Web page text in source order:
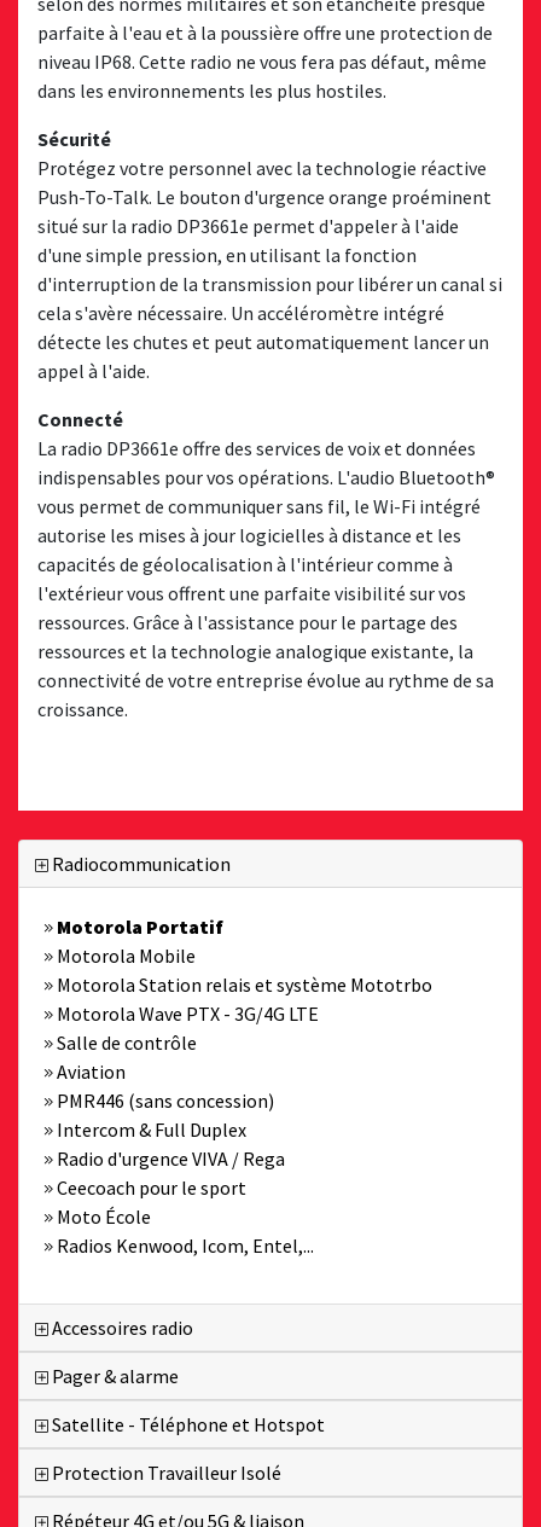
parfaite à l'eau et à la poussière offre une protection de
niveau IP68. Cette radio ne vous fera pas défaut, même
dans les environnements les plus hostiles.
Sécurité
Protégez votre personnel avec la technologie réactive
Push-To-Talk. Le bouton d'urgence orange proéminent
situé sur la radio DP3661e permet d'appeler à l'aide
d'une simple pression, en utilisant la fonction
d'interruption de la transmission pour libérer un canal si
cela s'avère nécessaire. Un accéléromètre intégré
détecte les chutes et peut automatiquement lancer un
appel à l'aide.
Connecté
La radio DP3661e offre des services de voix et données
indispensables pour vos opérations. L'audio Bluetooth®
vous permet de communiquer sans fil, le Wi-Fi intégré
autorise les mises à jour logicielles à distance et les
capacités de géolocalisation à l'intérieur comme à
l'extérieur vous offrent une parfaite visibilité sur vos
ressources. Grâce à l'assistance pour le partage des
ressources et la technologie analogique existante, la
connectivité de votre entreprise évolue au rythme de sa
croissance.
Radiocommunication
Motorola Portatif
Motorola Mobile
Motorola Station relais et système Mototrbo
Motorola Wave PTX - 3G/4G LTE
Salle de contrôle
Aviation
PMR446 (sans concession)
Intercom & Full Duplex
Radio d'urgence VIVA / Rega
Ceecoach pour le sport
Moto École
Radios Kenwood, Icom, Entel,...
Accessoires radio
Pager & alarme
Satellite - Téléphone et Hotspot
Protection Travailleur Isolé
Répéteur 4G et/ou 5G & liaison